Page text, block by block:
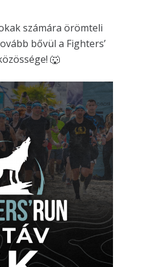
számára örömteli
bővül a Fighters’
🐺